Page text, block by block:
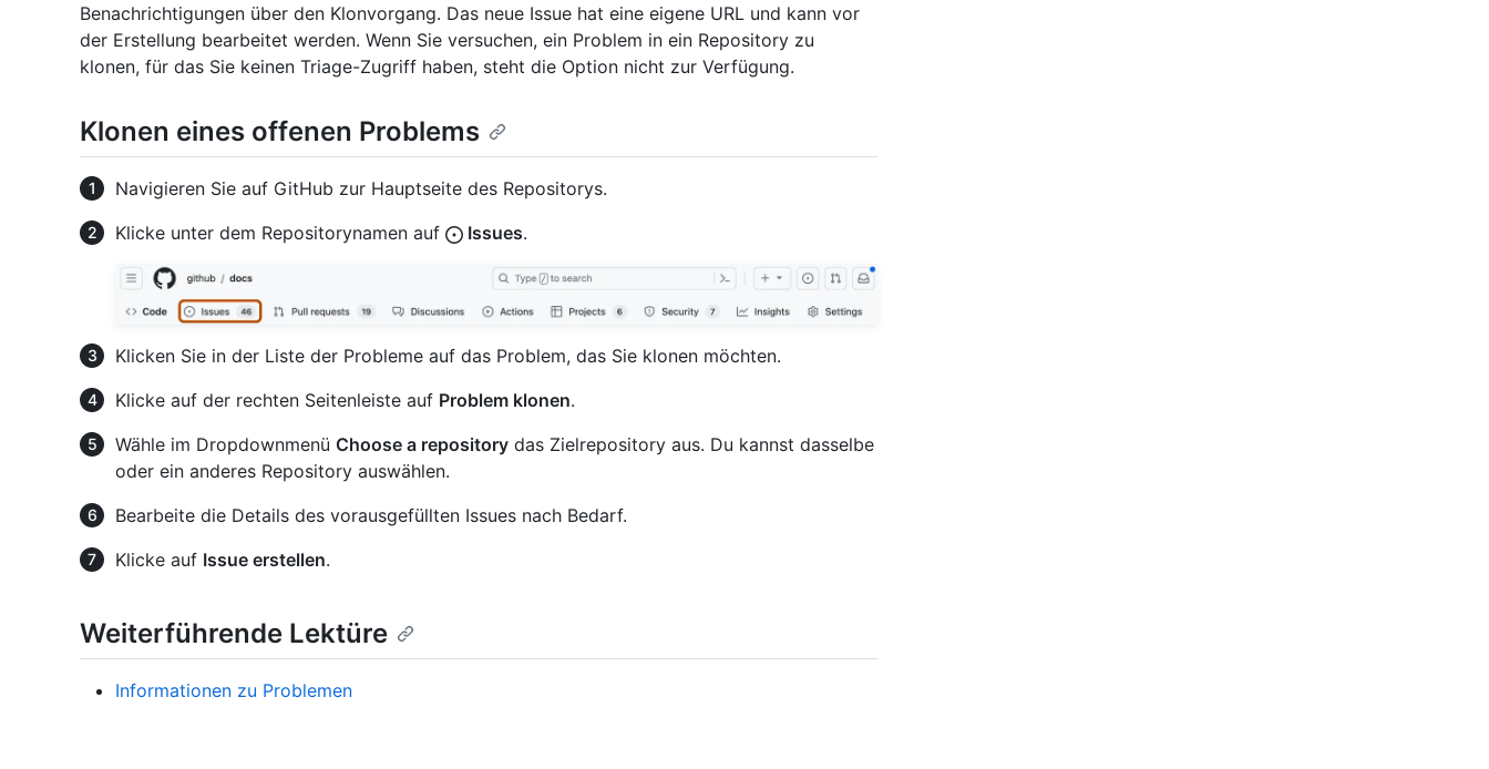
Benachrichtigungen über den Klonvorgang. Das neue Issue hat eine eigene URL und kann vor
der Erstellung bearbeitet werden. Wenn Sie versuchen, ein Problem in ein Repository zu
klonen, für das Sie keinen Triage-Zugriff haben, steht die Option nicht zur Verfügung.
Klonen eines offenen Problems
Navigieren Sie auf GitHub zur Hauptseite des Repositorys.
Klicke unter dem Repositorynamen auf
Issues.
Klicken Sie in der Liste der Probleme auf das Problem, das Sie klonen möchten.
Klicke auf der rechten Seitenleiste auf Problem klonen.
Wähle im Dropdownmenü Choose a repository das Zielrepository aus. Du kannst dasselbe
oder ein anderes Repository auswählen.
Bearbeite die Details des vorausgefüllten Issues nach Bedarf.
Klicke auf Issue erstellen.
Weiterführende Lektüre
Informationen zu Problemen